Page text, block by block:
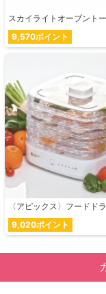
スカイライトオーブント
9,570ポイント
〈アピックス〉フードド
9,020ポイント